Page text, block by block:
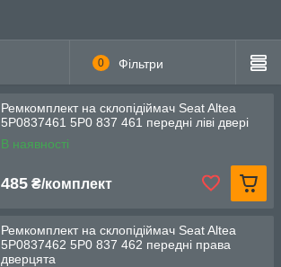
0 Фільтри
Ремкомплект на склопідіймач Seat Altea
5P0837461 5P0 837 461 передні ліві двері
В наявності
485 ₴/комплект
Ремкомплект на склопідіймач Seat Altea
5P0837462 5P0 837 462 передні права
дверцята